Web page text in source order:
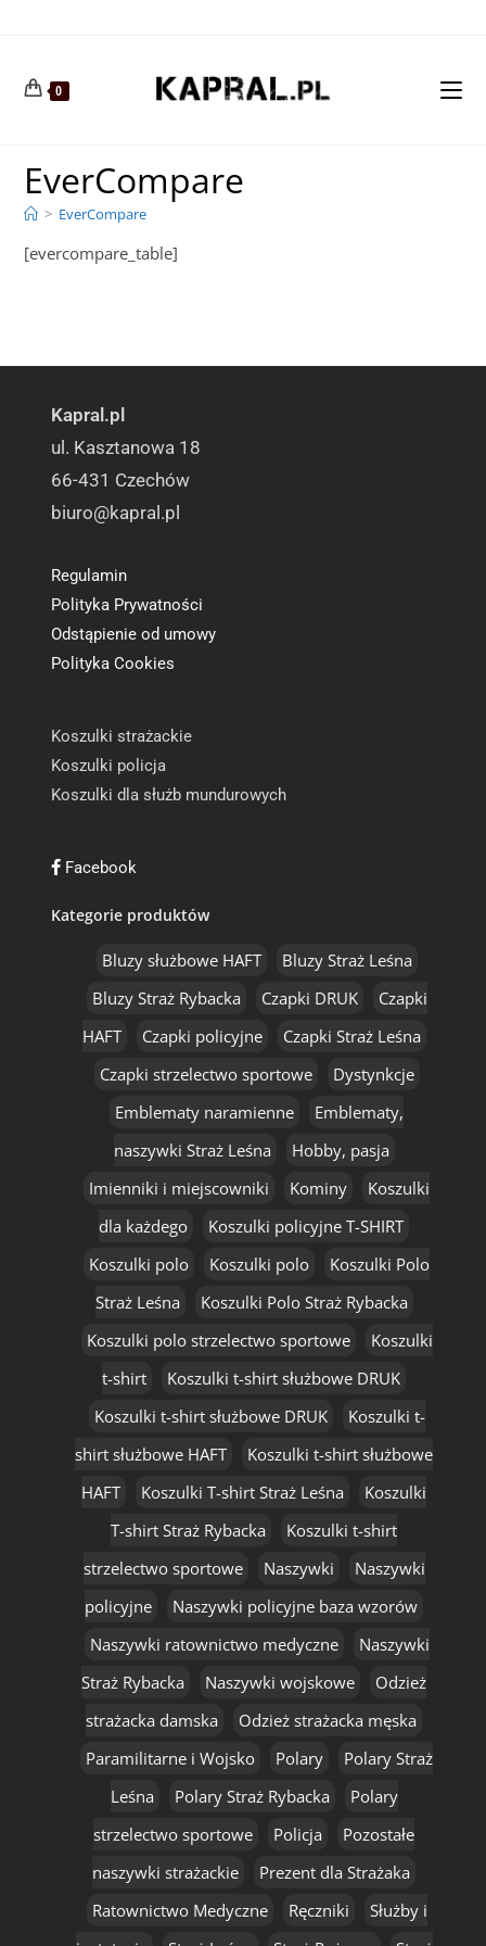
0
EverCompare
> EverCompare
[evercompare_table]
Kapral.pl
ul. Kasztanowa 18
66-431 Czechów
biuro@kapral.pl
Regulamin
Polityka Prywatności
Odstąpienie od umowy
Polityka Cookies
Koszulki strażackie
Koszulki policja
Koszulki dla służb mundurowych
Facebook
Kategorie produktów
Bluzy służbowe HAFT
Bluzy Straż Leśna
Bluzy Straż Rybacka
Czapki DRUK
Czapki
HAFT
Czapki policyjne
Czapki Straż Leśna
Czapki strzelectwo sportowe
Dystynkcje
Emblematy naramienne
Emblematy,
naszywki Straż Leśna
Hobby, pasja
Imienniki i miejscowniki
Kominy
Koszulki
dla każdego
Koszulki policyjne T-SHIRT
Koszulki polo
Koszulki polo
Koszulki Polo
Straż Leśna
Koszulki Polo Straż Rybacka
Koszulki polo strzelectwo sportowe
Koszulki
t-shirt
Koszulki t-shirt służbowe DRUK
Koszulki t-shirt służbowe DRUK
Koszulki t-
shirt służbowe HAFT
Koszulki t-shirt służbowe
HAFT
Koszulki T-shirt Straż Leśna
Koszulki
T-shirt Straż Rybacka
Koszulki t-shirt
strzelectwo sportowe
Naszywki
Naszywki
policyjne
Naszywki policyjne baza wzorów
Naszywki ratownictwo medyczne
Naszywki
Straż Rybacka
Naszywki wojskowe
Odzież
strażacka damska
Odzież strażacka męska
Paramilitarne i Wojsko
Polary
Polary Straż
Leśna
Polary Straż Rybacka
Polary
strzelectwo sportowe
Policja
Pozostałe
naszywki strażackie
Prezent dla Strażaka
Ratownictwo Medyczne
Ręczniki
Służby i